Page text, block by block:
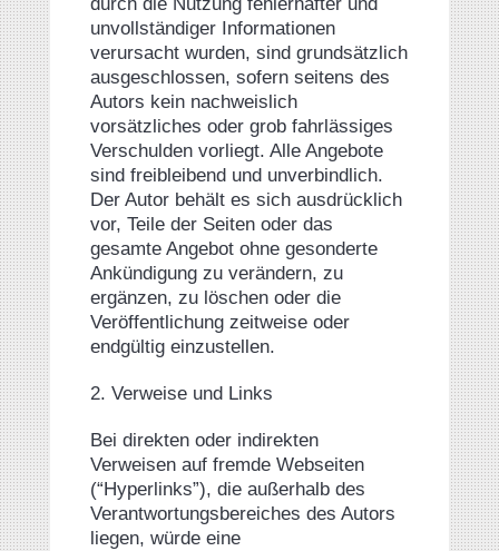
unvollständiger Informationen
verursacht wurden, sind grundsätzlich
ausgeschlossen, sofern seitens des
Autors kein nachweislich
vorsätzliches oder grob fahrlässiges
Verschulden vorliegt. Alle Angebote
sind freibleibend und unverbindlich.
Der Autor behält es sich ausdrücklich
vor, Teile der Seiten oder das
gesamte Angebot ohne gesonderte
Ankündigung zu verändern, zu
ergänzen, zu löschen oder die
Veröffentlichung zeitweise oder
endgültig einzustellen.
2. Verweise und Links
Bei direkten oder indirekten
Verweisen auf fremde Webseiten
(“Hyperlinks”), die außerhalb des
Verantwortungsbereiches des Autors
liegen, würde eine